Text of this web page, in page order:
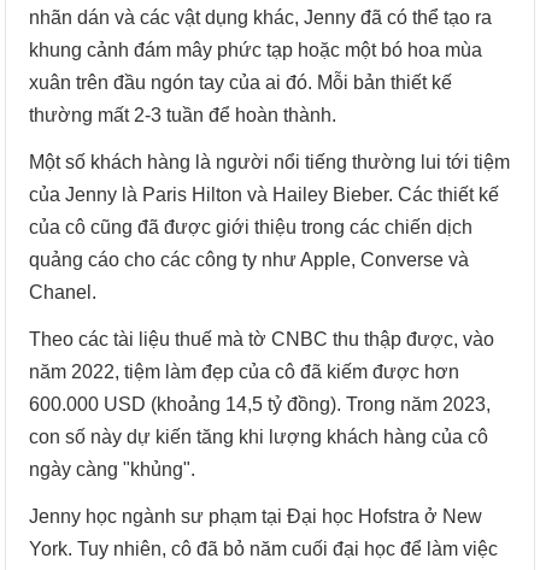
nhãn dán và các vật dụng khác, Jenny đã có thể tạo ra
khung cảnh đám mây phức tạp hoặc một bó hoa mùa
xuân trên đầu ngón tay của ai đó. Mỗi bản thiết kế
thường mất 2-3 tuần để hoàn thành.
Một số khách hàng là người nổi tiếng thường lui tới tiệm
của Jenny là Paris Hilton và Hailey Bieber. Các thiết kế
của cô cũng đã được giới thiệu trong các chiến dịch
quảng cáo cho các công ty như Apple, Converse và
Chanel.
Theo các tài liệu thuế mà tờ CNBC thu thập được, vào
năm 2022, tiệm làm đẹp của cô đã kiếm được hơn
600.000 USD (khoảng 14,5 tỷ đồng). Trong năm 2023,
con số này dự kiến tăng khi lượng khách hàng của cô
ngày càng "khủng".
Jenny học ngành sư phạm tại Đại học Hofstra ở New
York. Tuy nhiên, cô đã bỏ năm cuối đại học để làm việc